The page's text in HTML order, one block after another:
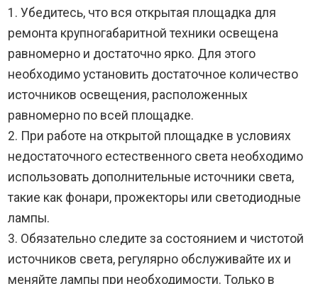
1. Убедитесь, что вся открытая площадка для
ремонта крупногабаритной техники освещена
равномерно и достаточно ярко. Для этого
необходимо установить достаточное количество
источников освещения, расположенных
равномерно по всей площадке.
2. При работе на открытой площадке в условиях
недостаточного естественного света необходимо
использовать дополнительные источники света,
такие как фонари, прожекторы или светодиодные
лампы.
3. Обязательно следите за состоянием и чистотой
источников света, регулярно обслуживайте их и
меняйте лампы при необходимости. Только в